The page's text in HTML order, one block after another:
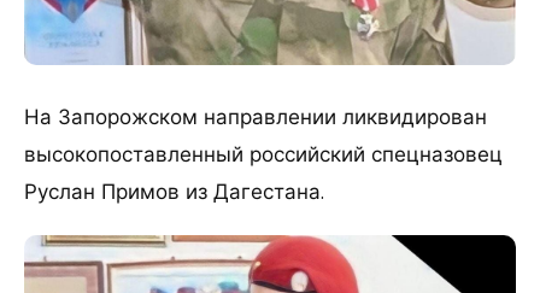
На Запорожском направлении ликвидирован
высокопоставленный российский спецназовец
Руслан Примов из Дагестана.